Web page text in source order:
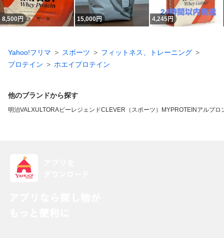
8,500円 15,000円 4,245円
Yahoo!フリマ スポーツ
フィットネス、トレーニング
プロテイン
ホエイプロテイン
他のブランドから探す
明治VALXULTORAビーレジェンドCLEVER（スポーツ） MYPROTEIN アルプロ